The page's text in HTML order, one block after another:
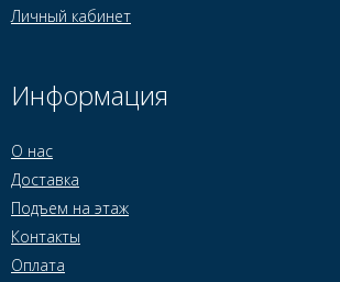
Личный кабинет
Информация
О нас
Доставка
Подъем на этаж
Контакты
Оплата